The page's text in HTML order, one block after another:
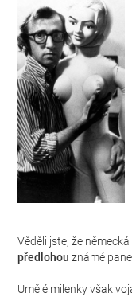
Věděli jste, že
předlohou známé
Umělé milenky však